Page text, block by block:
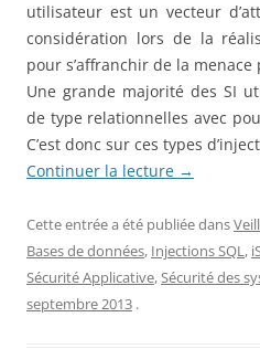
utilisateur est un vecteur
considération lors de la
pour s’affranchir de la
Une grande majorité des SI
de type relationnelles avec
C’est donc sur ces types
Continuer la lecture →
Cette entrée a été publiée dans
Bases de données, Injections SQL,
Sécurité Applicative,Sécurité des
septembre 2013 .